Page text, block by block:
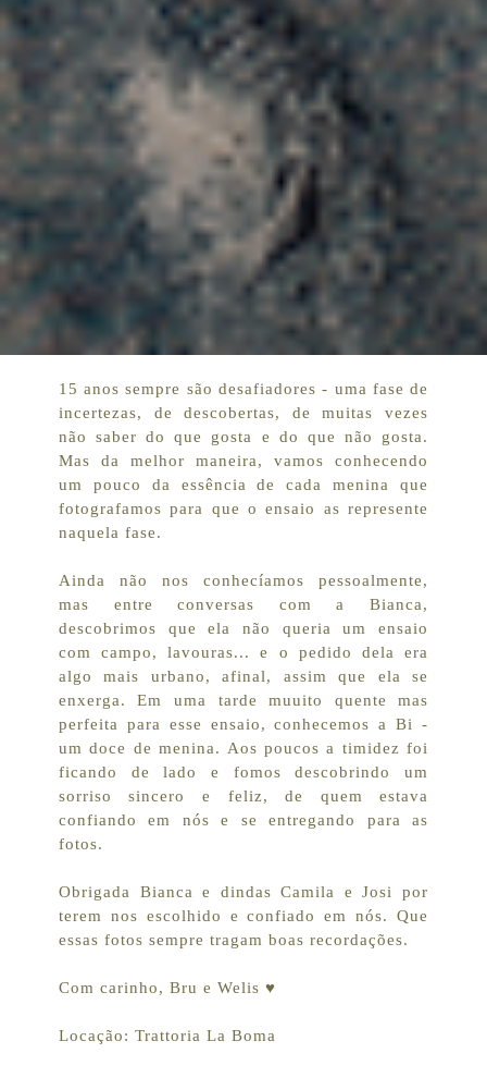
15 anos sempre são desafiadores - uma fase de
incertezas, de descobertas, de muitas vezes
não saber do que gosta e do que não gosta.
Mas da melhor maneira, vamos conhecendo
um pouco da essência de cada menina que
fotografamos para que o ensaio as represente
naquela fase.
Ainda não nos conhecíamos pessoalmente,
mas entre conversas com a Bianca,
descobrimos que ela não queria um ensaio
com campo, lavouras... e o pedido dela era
algo mais urbano, afinal, assim que ela se
enxerga. Em uma tarde muuito quente mas
perfeita para esse ensaio, conhecemos a Bi -
um doce de menina. Aos poucos a timidez foi
ficando de lado e fomos descobrindo um
sorriso sincero e feliz, de quem estava
confiando em nós e se entregando para as
fotos.
Obrigada Bianca e dindas Camila e Josi por
terem nos escolhido e confiado em nós. Que
essas fotos sempre tragam boas recordações.
Com carinho, Bru e Welis ♥
Locação: Trattoria La Boma